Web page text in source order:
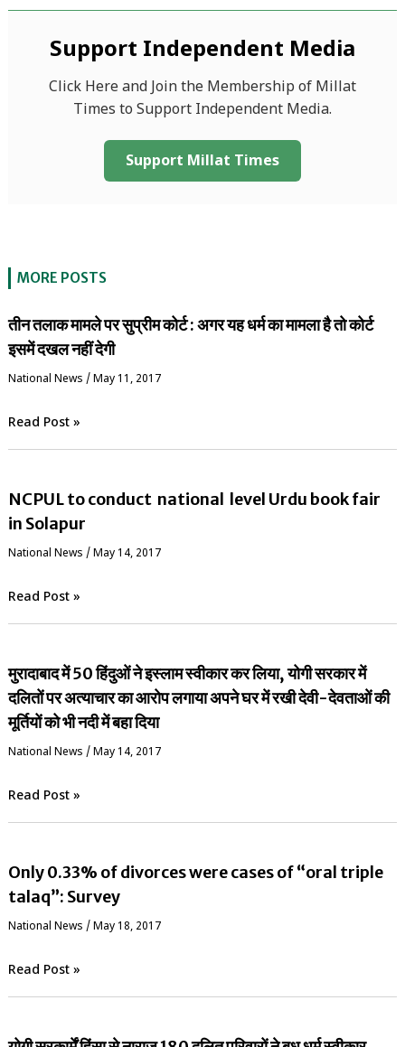
Support Independent Media
Click Here and Join the Membership of Millat
Times to Support Independent Media.
Support Millat Times
MORE POSTS
तीन तलाक मामले पर सुप्रीम कोर्ट : अगर यह धर्म का मामला है तो कोर्ट
इसमें दखल नहीं देगी
National News / May 11, 2017
Read Post »
NCPUL to conduct national level Urdu book fair
in Solapur
National News / May 14, 2017
Read Post »
मुरादाबाद में 50 हिंदुओं ने इस्लाम स्वीकार कर लिया, योगी सरकार में
दलितों पर अत्याचार का आरोप लगाया अपने घर में रखी देवी-देवताओं की
मूर्तियों को भी नदी में बहा दिया
National News / May 14, 2017
Read Post »
Only 0.33% of divorces were cases of “oral triple
talaq”: Survey
National News /May 18, 2017
Read Post »